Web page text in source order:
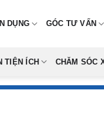
DỤNG GÓC TƯ VẤN
TIỆN ÍCH CHĂM SÓC